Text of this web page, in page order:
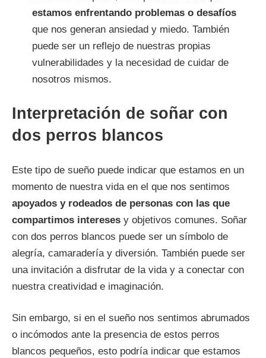
estamos enfrentando problemas o desafíos
que nos generan ansiedad y miedo. También
puede ser un reflejo de nuestras propias
vulnerabilidades y la necesidad de cuidar de
nosotros mismos.
Interpretación de soñar con
dos perros blancos
Este tipo de sueño puede indicar que estamos en un
momento de nuestra vida en el que nos sentimos
apoyados y rodeados de personas con las que
compartimos intereses y objetivos comunes. Soñar
con dos perros blancos puede ser un símbolo de
alegría, camaradería y diversión. También puede ser
una invitación a disfrutar de la vida y a conectar con
nuestra creatividad e imaginación.
Sin embargo, si en el sueño nos sentimos abrumados
o incómodos ante la presencia de estos perros
blancos pequeños, esto podría indicar que estamos